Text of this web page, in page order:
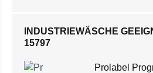
INDUSTRIEWÄSCHE
15797
Prolabel